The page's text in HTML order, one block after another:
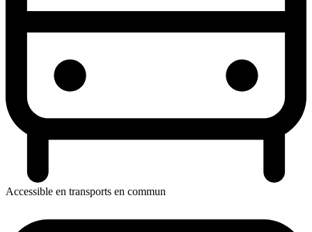
Accessible en transports en commun